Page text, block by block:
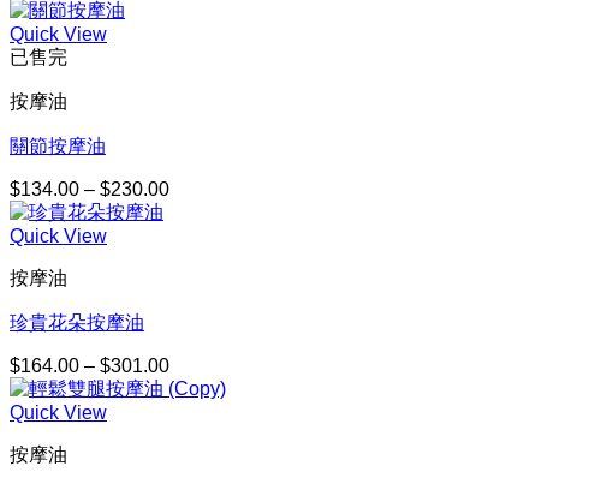
Quick View
已售完
按摩油
關節按摩油
$134.00 – $230.00價
Quick View
按摩油
珍貴花朵按摩油
$164.00 – $301.00價
格
Quick View
按摩油